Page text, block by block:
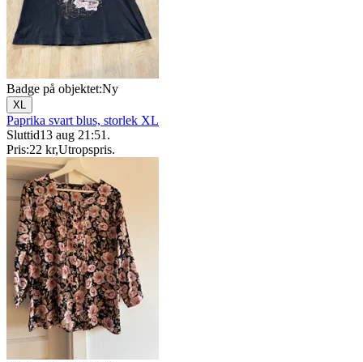
Badge på objektet:Ny
XL
Paprika svart blus, storlek XL
Sluttid13 aug 21:51 .
Pris:22 kr,Utropspris.